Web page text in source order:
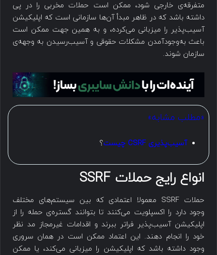
متفرقه‌ی خارجی شود، ممکن است حملات مخربی را در پی
داشته باشد که در ظاهر مبدأ آن‌ها سازمانی است که اپلیکیشن
آسیب‌پذیر را میزبانی می‌کرده، و به همین جهت ممکن است
باعث به‌وجودآمدن مشکلات حقوقی و آسیب‌رسیدن به وجهه‌ی
سازمان شوند.
«مطلب مشابه»
آسیب‌پذیری CSRF چیست ؟
انواع رایج حملات SSRF
حملات SSRF معمولا اعتمادی که بین سیستم‌های مختلف
وجود دارد را اکسپلویت می‌کنند تا بتوانند گستره‌ی حمله را از
اپلیکیشن آسیب‌پذیر فراتر ببرند و اقدامات غیرمجاز مد نظر
خود را انجام دهند. این اعتماد ممکن است در همان سروری
وجود داشته باشد که اپلیکیشن را میزبانی می‌کند، یا ممکن